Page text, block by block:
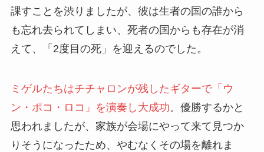
課すことを渋りましたが、彼は生者の国の誰から
も忘れ去られてしまい、死者の国からも存在が消
えて、「2度目の死」を迎えるのでした。
ミゲルたちはチチャロンが残したギターで「ウ
ン・ポコ・ロコ」を演奏し大成功。優勝するかと
思われましたが、家族が会場にやって来て見つか
りそうになったため、やむなくその場を離れま